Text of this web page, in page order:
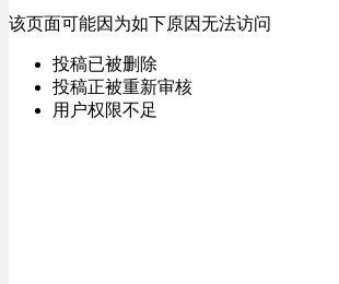
该页面可能因为如下原因无法访问
投稿已被删除
投稿正被重新审核
用户权限不足